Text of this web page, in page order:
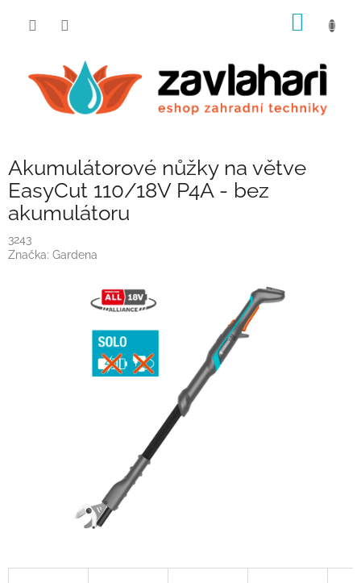
Akumulátorové nůžky na větve
EasyCut 110/18V P4A - bez
akumulátoru
3243
Značka: Gardena